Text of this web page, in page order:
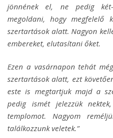
jönnének el, ne pedig
megoldani, hogy megfelelő
szertartások alatt. Nagyon
embereket, elutasítani őket.
Ezen a vasárnapon tehát
szertartások alatt, ezt
este is megtartjuk majd a
pedig ismét jelezzük
templomot. Nagyom
találkozzunk veletek.”